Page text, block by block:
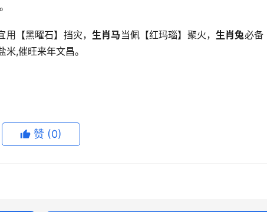
用【黑曜石】挡灾，生肖马 当佩【红玛瑙】聚火，生肖兔必备
,催旺来年文昌。
赞 (0)